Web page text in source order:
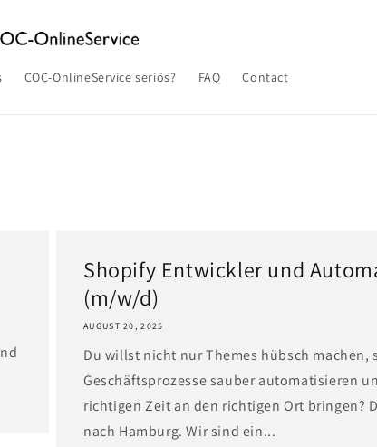
COC-OnlineService seriös? FAQ Contact
Shopify Entwickler und
(m/w/d)
AUGUST 20, 2025
Du willst nicht nur Themes hübsch machen,
Geschäftsprozesse sauber automatisieren
richtigen Zeit an den richtigen Ort bringen?
nach Hamburg. Wir sind ein...